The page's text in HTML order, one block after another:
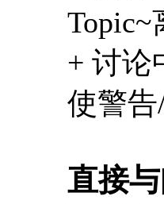
+ 讨论
使警
直接